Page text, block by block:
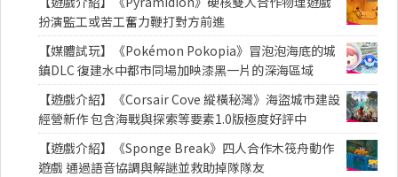
扮演監工或苦工奮力鞭打對方前進
【媒體試玩】《Pokémon Pokopia》冒泡泡海底的城
鎮DLC 復建水中都市同場加映漆黑一片的深海區域
【遊戲介紹】《Corsair Cove 縱橫秘灣》海盜城市建設
經營新作 包含海戰與探索等要素1.0版極度好評中
【遊戲介紹】《Sponge Break》四人合作木筏舟動作
遊戲 通過語音協調與解謎並救助掉隊隊友